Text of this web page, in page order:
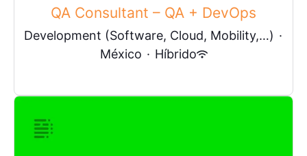
QA Consultant – QA + DevOps
Development (Software, Cloud, Mobility,…) ·
México · Híbrido